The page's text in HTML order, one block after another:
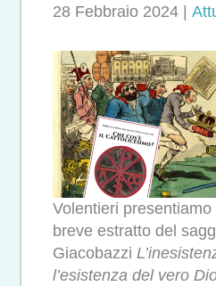
28 Febbraio 2024 |
Volentieri
breve estratto del
Giacobazzi
l’esistenza del vero